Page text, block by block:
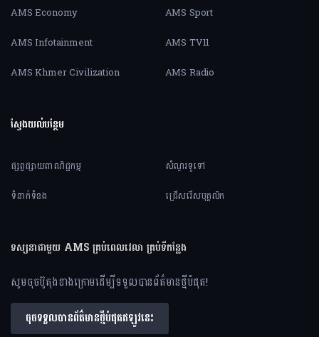
AMS Economy
AMS Infotainment
AMS Khmer Civilization
AMS Sport
AMS TV11
AMS Radio
ស្វែងយល់បន្ថែម
ផ្សព្វផ្សាយពាណិជ្ជកម្ម
ទំនាក់ទំនង
សំណួរទូទៅ
ជ្រើសរើសបុគ្គលិក
ទស្សនាជាមួយ AMS គ្រប់ពេលវេលា គ្រប់ទីកន្លែង
សូមចុចប៊ូតុងខាងក្រោមដើម្បីទទួលបានព័ត៌មានថ្មីបំផុត!
ចុចទទួលបានព័ត៌មានថ្មីបំផុតឥឡូវនេះ